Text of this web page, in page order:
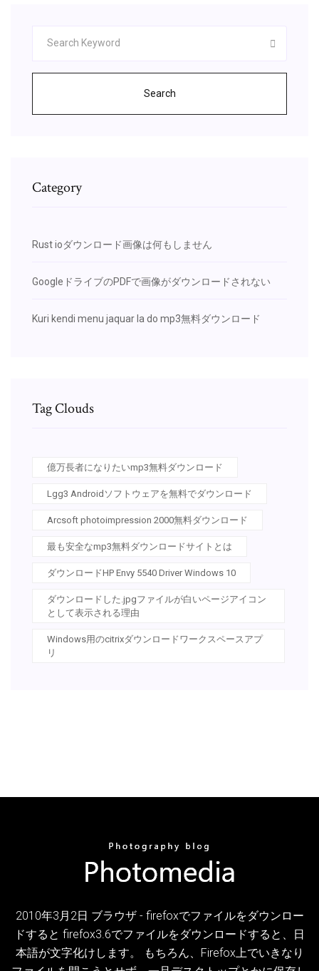
Search
Category
Rust ioダウンロード画像は何もしません
GoogleドライブのPDFで画像がダウンロードされない
Kuri kendi menu jaquar la do mp3無料ダウンロード
Tag Clouds
億万長者になりたいmp3無料ダウンロード
Lgg3 Androidソフトウェアを無料でダウンロード
Arcsoft photoimpression 2000無料ダウンロード
最も安全なmp3無料ダウンロードサイトとは
ダウンロードHP Envy 5540 Driver Windows 10
ダウンロードした.jpgファイルが白いページアイコン
として表示される理由
Windows用のcitrixダウンロードワークスペースアプ
リ
2010年3月2日 ブラウザ - firefoxでファイルをダウンロー
ドすると firefox3.6でファイルをダウンロードすると、日
本語が文字化けします。 もちろん、Firefox上でいきなり